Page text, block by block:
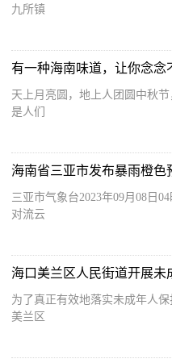
九所镇
有一种海南味道，让你念念
天上月亮圆，地上人团圆中秋
是人们
海南省三亚市发布暴雨橙色
三亚市气象台2023年09月08日
对流云
海口美兰区人民街道开展
为了真正有效地落实未成年人
美兰区